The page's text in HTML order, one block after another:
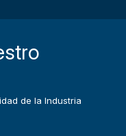
de la Industria